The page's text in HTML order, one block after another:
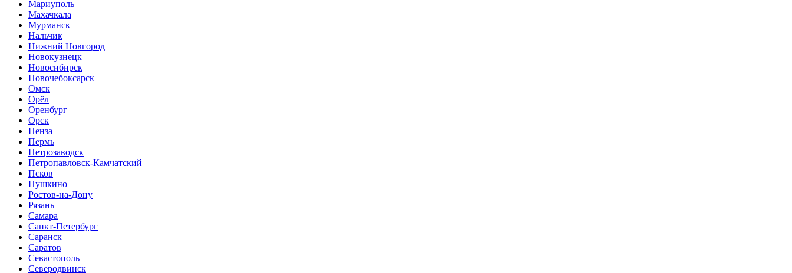
Мариуполь
Махачкала
Мурманск
Нальчик
Нижний Новгород
Новокузнецк
Новосибирск
Новочебоксарск
Омск
Орёл
Оренбург
Орск
Пенза
Пермь
Петрозаводск
Петропавловск-Камчатский
Псков
Пушкино
Ростов-на-Дону
Рязань
Самара
Санкт-Петербург
Саранск
Саратов
Севастополь
Северодвинск